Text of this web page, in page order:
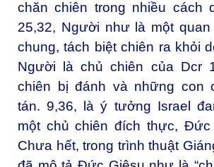
chăn chiên trong nhiều cách
25,32, Người như là một
chung, tách biệt chiên ra khỏi
Người là chủ chiên của Dcr
chiên bị đánh và những con
tán. 9,36, là ý tưởng Israel
một chủ chiên đích thực, Đức
Chưa hết, trong trình thuật